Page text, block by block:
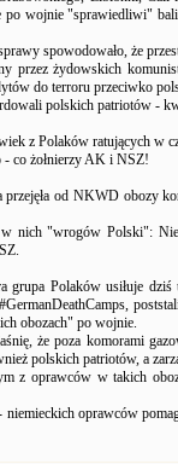
po wojnie "sprawiedliwi"
spowodowało, że
przez żydowskich
do terroru przeciwko
polskich patriotów -
z Polaków ratujących w
- co żołnierzy AK i NSZ!
przejęła od NKWD obozy
nich "wrogów Polski":
grupa Polaków usiłuje
obozach" po wojnie.
że poza komorami
polskich patriotów, a
z oprawców w takich
niemieckich oprawców